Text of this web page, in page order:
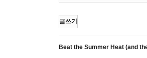
글쓰기
Beat the Summer Heat (and